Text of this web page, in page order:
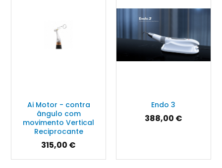
Ai Motor - contra
ângulo com
movimento Vertical
Reciprocante
315,00 €
Endo 3
388,00 €